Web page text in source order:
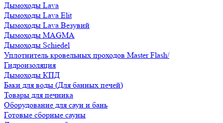
Дымоходы Lava
Дымоходы Lava Elit
Дымоходы Lava Везувий
Дымоходы MAGMA
Дымоходы Schiedel
Уплотнитель кровельных проходов Master Flash/
Гидроизоляция
Дымоходы КПД
Баки для воды (Для банных печей)
Товары для печника
Оборудование для саун и бань
Готовые сборные сауны